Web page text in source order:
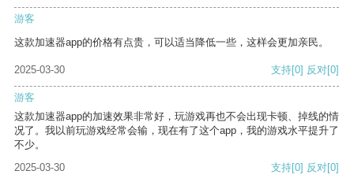
游客
这款加速器app的价格有点贵，可以适当降低一些，这样会更加亲民。
2025-03-30 支持[0] 反对[0]
游客
这款加速器app的加速效果非常好，玩游戏再也不会出现卡顿、掉线的情
况了。我以前玩游戏经常会输，现在有了这个app，我的游戏水平提升了
不少。
2025-03-30
支持[0] 反对[0]